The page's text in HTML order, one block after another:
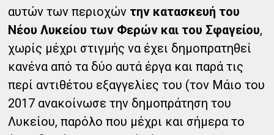
αυτών των περιοχών την κατασκευή του
Νέου Λυκείου των Φερών και του Σφαγείου,
χωρίς μέχρι στιγμής να έχει δημοπρατηθεί
κανένα από τα δύο αυτά έργα και παρά τις
περί αντιθέτου εξαγγελίες του (τον Μάιο του
2017 ανακοίνωσε την δημοπράτηση του
Λυκείου, παρόλο που μέχρι και σήμερα το